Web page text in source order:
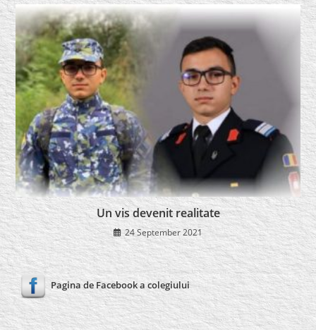
Un vis devenit realitate
24 September 2021
Pagina de Facebook a colegiului